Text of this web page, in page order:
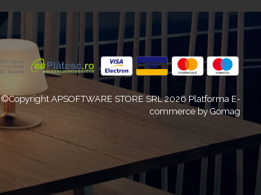
©Copyright APSOFTWARE STORE SRL 2026 Platforma E-
commerce by Gomag